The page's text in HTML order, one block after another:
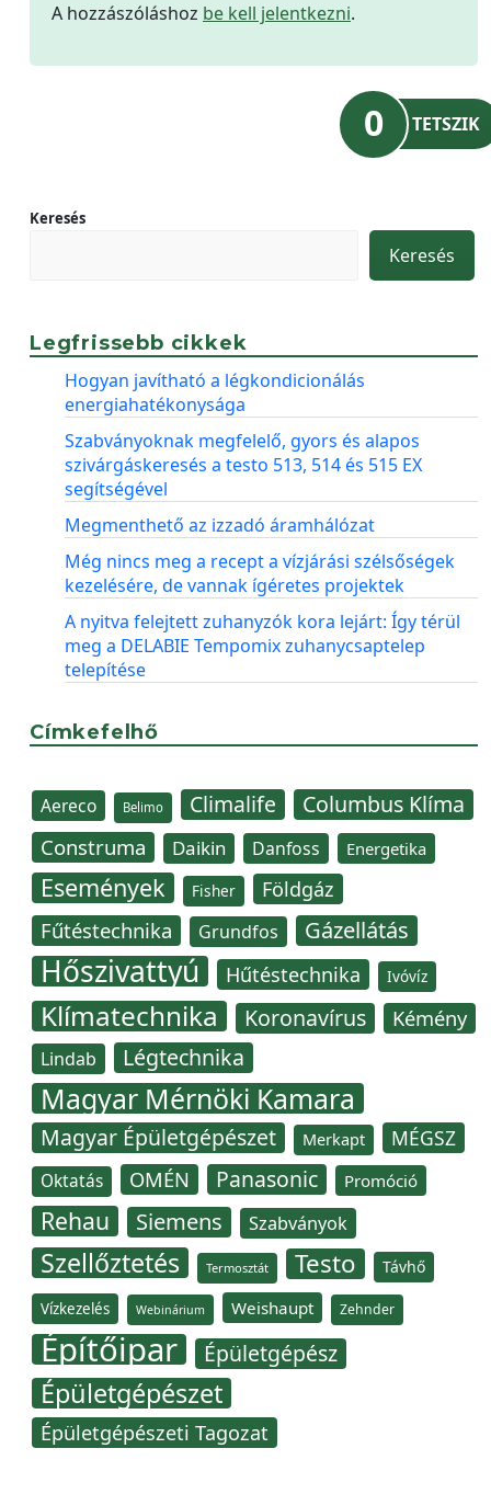
A hozzászóláshoz be kell jelentkezni.
0 TETSZIK
Keresés
Keresés
Legfrissebb cikkek
Hogyan javítható a légkondicionálás
energiahatékonysága
Szabványoknak megfelelő, gyors és alapos
szivárgáskeresés a testo 513, 514 és 515 EX
segítségével
Megmenthető az izzadó áramhálózat
Még nincs meg a recept a vízjárási szélsőségek
kezelésére, de vannak ígéretes projektek
A nyitva felejtett zuhanyzók kora lejárt: Így térül
meg a DELABIE Tempomix zuhanycsaptelep
telepítése
Címkefelhő
Aereco Belimo Climalife Columbus Klíma
Construma Daikin Danfoss Energetika
Események Fisher Földgáz
Fűtéstechnika Grundfos Gázellátás
Hőszivattyú Hűtéstechnika Ivóvíz
Klímatechnika Koronavírus Kémény
Lindab Légtechnika
Magyar Mérnöki Kamara
Magyar Épületgépészet Merkapt MÉGSZ
Oktatás OMÉN Panasonic Promóció
Rehau Siemens Szabványok
Szellőztetés Termosztát Testo Távhő
Vízkezelés Webinárium Weishaupt Zehnder
Építőipar Épületgépész
Épületgépészet
Épületgépészeti Tagozat